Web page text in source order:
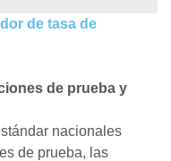
de tasa de
de prueba y
nacionales
de prueba, las